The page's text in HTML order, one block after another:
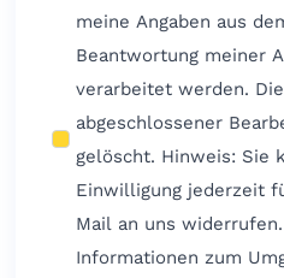
meine Angaben aus
Beantwortung meiner
verarbeitet werden.
abgeschlossener
gelöscht. Hinweis: Sie können Ihre
Einwilligung jederzeit
Mail an uns
Informationen zum